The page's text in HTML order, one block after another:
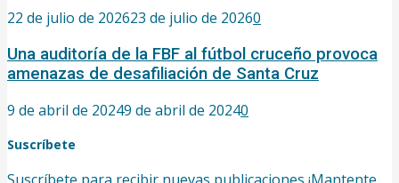
22 de julio de 202623 de julio de 20260
Una auditoría de la FBF al fútbol cruceño provoca
amenazas de desafiliación de Santa Cruz
9 de abril de 20249 de abril de 20240
Suscríbete